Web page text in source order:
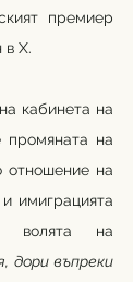
премиер
в X.
кабинета на
промяната на
отношение на
имиграцията
волята на
дори въпреки